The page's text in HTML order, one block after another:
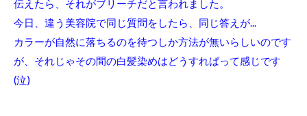
伝えたら、それがブリーチだと言われました。
今日、違う美容院で同じ質問をしたら、同じ答えが...
カラーが自然に落ちるのを待つしか方法が無いらしいのです
が、それじゃその間の白髪染めはどうすればって感じです
(泣)